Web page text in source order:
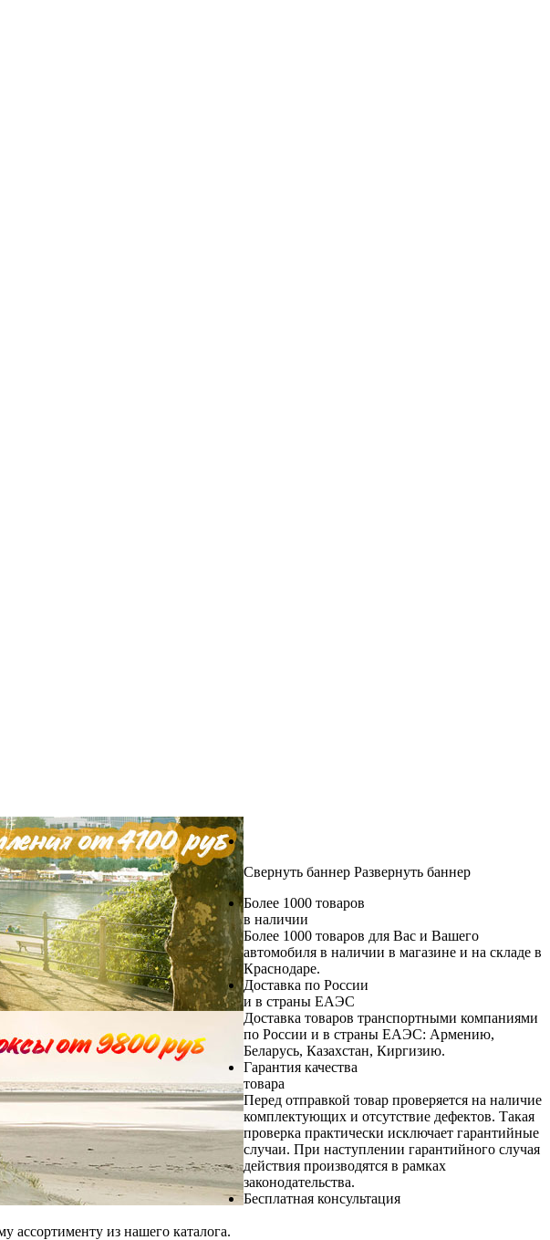
Свернуть баннер Развернуть баннер
Более 1000 товаров
в наличии
Более 1000 товаров для Вас и Вашего
автомобиля в наличии в магазине и на складе в
Краснодаре.
Доставка по России
и в страны ЕАЭС
Доставка товаров транспортными компаниями
по России и в страны ЕАЭС: Армению,
Беларусь, Казахстан, Киргизию.
Гарантия качества
товара
Перед отправкой товар проверяется на наличие
комплектующих и отсутствие дефектов. Такая
проверка практически исключает гарантийные
случаи. При наступлении гарантийного случая
действия производятся в рамках
законодательства.
Бесплатная консультация
ассортименту из нашего каталога.